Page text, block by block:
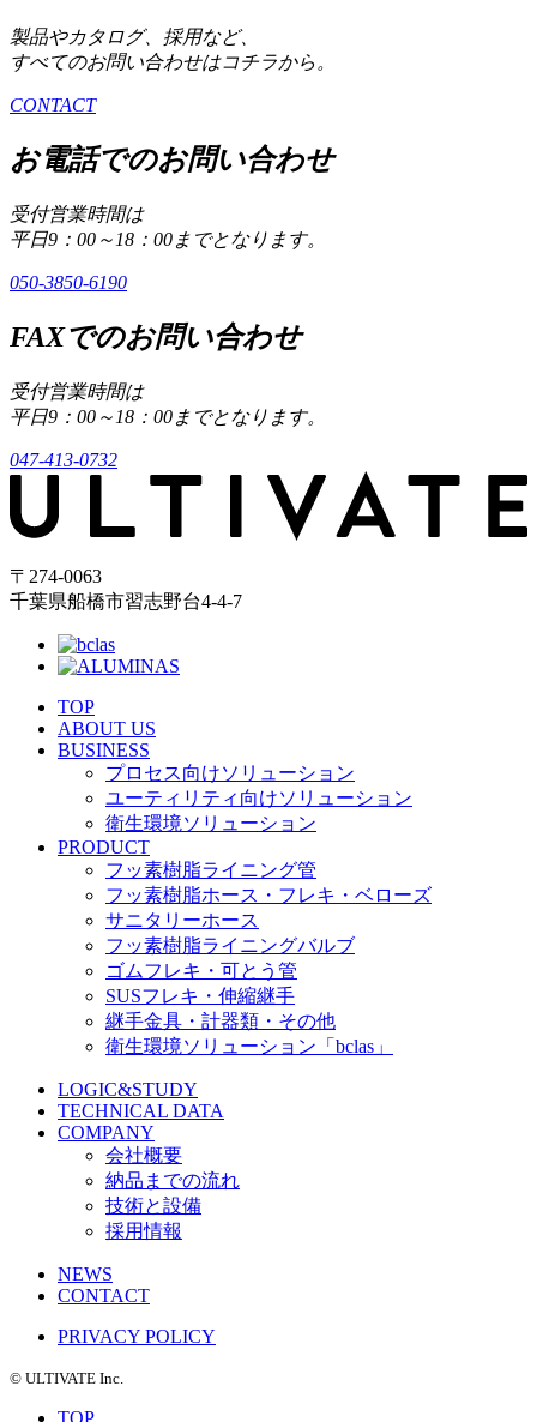
製品やカタログ、採用など、
すべてのお問い合わせはコチラから。
CONTACT
お電話でのお問い合わせ
受付営業時間は
平日9：00～18：00までとなります。
050-3850-6190
FAXでのお問い合わせ
受付営業時間は
平日9：00～18：00までとなります。
047-413-0732
〒274-0063
千葉県船橋市習志野台4-4-7
TOP
ABOUT US
BUSINESS
プロセス向けソリューション
ユーティリティ向けソリューション
衛生環境ソリューション
PRODUCT
フッ素樹脂ライニング管
フッ素樹脂ホース・フレキ・ベローズ
サニタリーホース
フッ素樹脂ライニングバルブ
ゴムフレキ・可とう管
SUSフレキ・伸縮継手
継手金具・計器類・その他
衛生環境ソリューション「bclas」
LOGIC&STUDY
TECHNICAL DATA
COMPANY
会社概要
納品までの流れ
技術と設備
採用情報
NEWS
CONTACT
PRIVACY POLICY
©️ ULTIVATE Inc.
TOP